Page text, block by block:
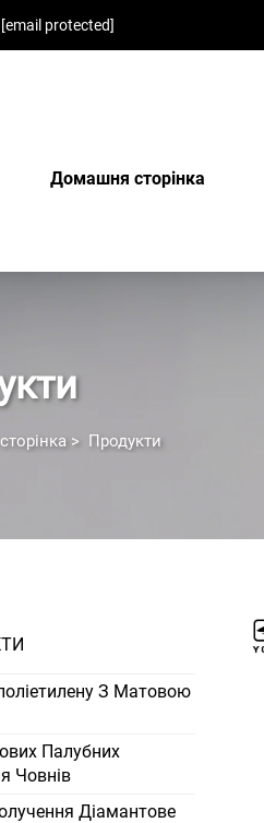
[email protected]
Домашня сторінка
> Продукти
З Матовою
Палубних
Човнів
Діамантове